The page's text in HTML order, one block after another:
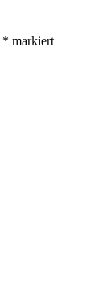
* markiert